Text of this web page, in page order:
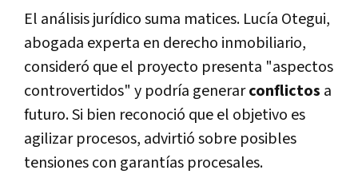
El análisis jurídico suma matices. Lucía Otegui,
abogada experta en derecho inmobiliario,
consideró que el proyecto presenta "aspectos
controvertidos" y podría generarconflictos a
futuro. Si bien reconoció que el objetivo es
agilizar procesos, advirtió sobre posibles
tensiones con garantías procesales.